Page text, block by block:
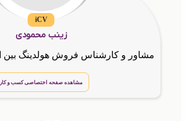
iCV
زینب محمودی
مشاهده صفحه اختصاصی کسب و کار